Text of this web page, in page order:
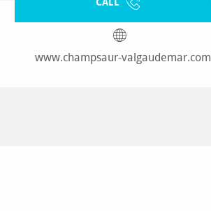
www.champsaur-valgaudemar.com